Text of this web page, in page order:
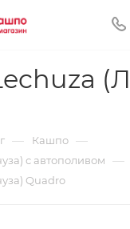
— Кашпо —
с автополивом —
Quadro